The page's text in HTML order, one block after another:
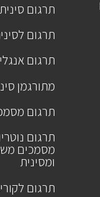
תרגום סינית
תרגום
תרגום
מתורגמן
תרגום
תרגום
מסמכים
ומסינית
תרגום